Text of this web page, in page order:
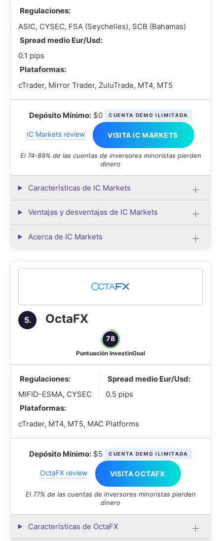
Regulaciones:
ASIC, CYSEC, FSA (Seychelles), SCB (Bahamas)
Spread medio Eur/Usd:
0.1 pips
Plataformas:
cTrader, Mirror Trader, ZuluTrade, MT4, MT5
Depósito Mínimo: $0 CUENTA DEMO ILIMITADA
IC Markets review VISITA IC MARKETS
El 74-89% de las cuentas de inversores minoristas pierden
dinero
Características de IC Markets
Ventajas y desventajas de IC Markets
Acerca de IC Markets
5. OctaFX
78
Puntuación InvestinGoal
Regulaciones:
MIFID-ESMA, CYSEC
Spread medio Eur/Usd:
0.5 pips
Plataformas:
cTrader, MT4, MT5, MAC Platforms
Depósito Mínimo: $5 CUENTA DEMO ILIMITADA
OctaFX review VISITA OCTAFX
El 77% de las cuentas de inversores minoristas pierden
dinero
Características de OctaFX